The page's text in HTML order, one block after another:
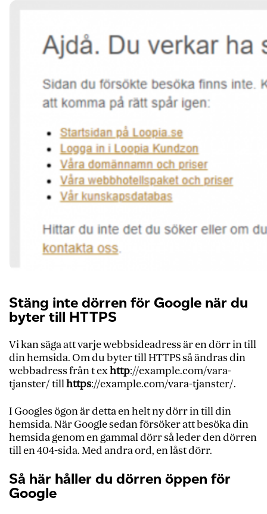
Stäng inte dörren för Google när du
byter till HTTPS
Vi kan säga att varje webbsideadress är en dörr in till
din hemsida. Om du byter till HTTPS så ändras din
webbadress från t exhttp://example.com/vara-
tjanster/tillhttps://example.com/vara-tjanster/.
I Googles ögon är detta en helt ny dörr in till din
hemsida. När Google sedan försöker att besöka din
hemsida genom en gammal dörr så leder den dörren
till en 404-sida. Med andra ord, en låst dörr.
Så här håller du dörren öppen för
Google